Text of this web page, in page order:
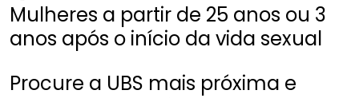
Mulheres a partir de 25 anos ou 3
anos após o início da vida sexual
Procure a UBS mais próxima e